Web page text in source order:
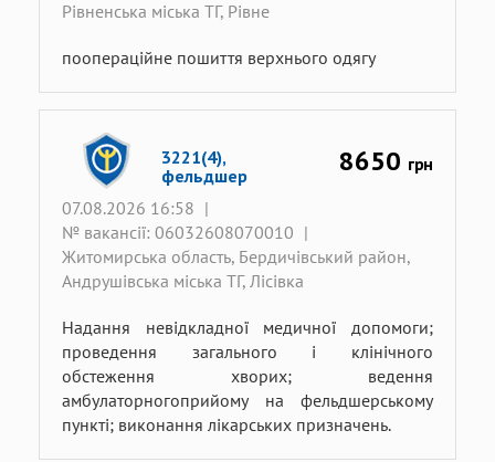
Рівненська міська ТГ, Рівне
поопераційне пошиття верхнього одягу
3221(4),
фельдшер
8650 грн
07.08.2026 16:58 |
№ вакансії: 06032608070010 |
Житомирська область, Бердичівський район,
Андрушівська міська ТГ, Лісівка
Надання невідкладної медичної допомоги;
проведення загального і клінічного
обстеження хворих; ведення
амбулаторногоприйому на фельдшерському
пункті; виконання лікарських призначень.